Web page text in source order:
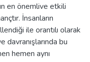
en önemlive etkili
İnsanların
ile orantılı olarak
davranışlarında bu
hemen aynı